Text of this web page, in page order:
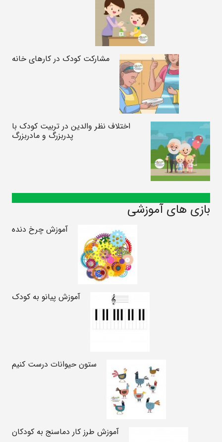
مشارکت کودک در کارهای خانه
اختلاف نظر والدین در تربیت کودک با
پدربزرگ و مادربزرگ
بازی های آموزشی
آموزش چرخ دنده
آموزش پیانو به کودک
ستون حیوانات درست کنیم
آموزش طرز کار دماسنج به کودکان